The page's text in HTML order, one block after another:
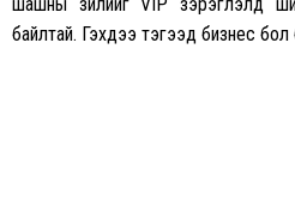
байлтай. Гэхдээ тэгээд бизнес